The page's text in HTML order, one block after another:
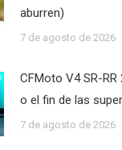
aburren)
7 de agosto de 2026
CFMoto V4 SR-
o el fin de las
7 de agosto de 2026